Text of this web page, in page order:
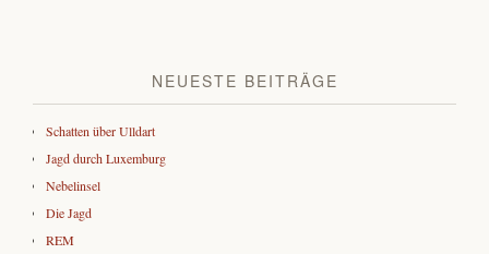
NEUESTE BEITRÄGE
Schatten über Ulldart
Jagd durch Luxemburg
Nebelinsel
Die Jagd
REM